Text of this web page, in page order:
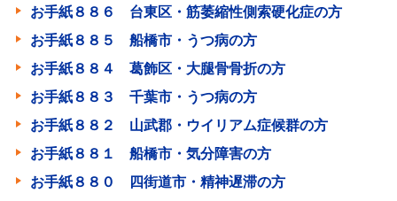
お手紙８８６ 台東区・筋萎縮性側索硬化症の方
お手紙８８５ 船橋市・うつ病の方
お手紙８８４ 葛飾区・大腿骨骨折の方
お手紙８８３ 千葉市・うつ病の方
お手紙８８２ 山武郡・ウイリアム症候群の方
お手紙８８１ 船橋市・気分障害の方
お手紙８８０ 四街道市・精神遅滞の方